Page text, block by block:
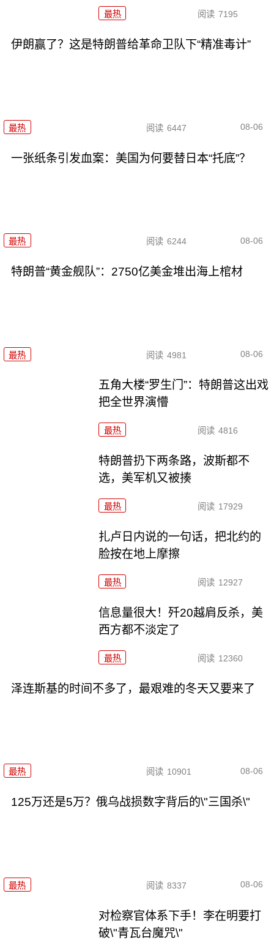
最热 阅读 7195
伊朗赢了？这是特朗普给革命卫队下“精准毒计”
最热 阅读 6447 08-06
一张纸条引发血案：美国为何要替日本“托底”？
最热 阅读 6244 08-06
特朗普“黄金舰队”：2750亿美金堆出海上棺材
最热 阅读 4981 08-06
五角大楼“罗生门”：特朗普这出戏
把全世界演懵
最热 阅读 4816
特朗普扔下两条路，波斯都不
选，美军机又被揍
最热 阅读 17929
扎卢日内说的一句话，把北约的
脸按在地上摩擦
最热 阅读 12927
信息量很大！歼20越肩反杀，美
西方都不淡定了
最热 阅读 12360
泽连斯基的时间不多了，最艰难的冬天又要来了
最热 阅读 10901 08-06
125万还是5万？俄乌战损数字背后的\"三国杀\"
最热 阅读 8337 08-06
对检察官体系下手！李在明要打
破\"青瓦台魔咒\"